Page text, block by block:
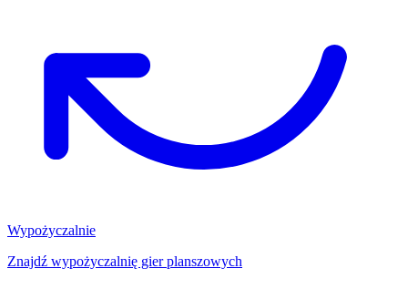
Wypożyczalnie
Znajdź wypożyczalnię gier planszowych